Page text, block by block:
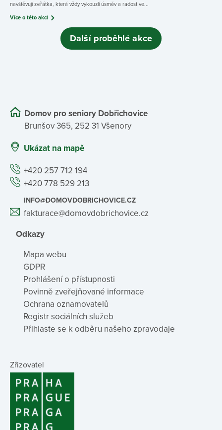
navštěvují zvířátka, která vždy vykouzlí úsměv a radost ve...
Více o této akci
Další proběhlé akce
Domov pro seniory Dobřichovice
Brunšov 365, 252 31 Všenory
Ukázat na mapě
+420 257 712 194
+420 778 529 213
INFO@DOMOVDOBRICHOVICE.CZ
fakturace@domovdobrichovice.cz
Odkazy
Mapa webu
GDPR
Prohlášení o přístupnosti
Povinně zveřejňované informace
Ochrana oznamovatelů
Registr sociálních služeb
Přihlaste se k odběru našeho zpravodaje
Zřizovatel